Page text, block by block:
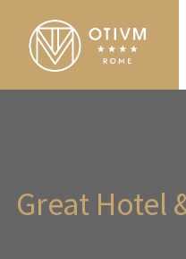
Great Hotel